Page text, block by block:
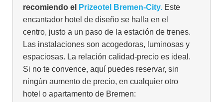
recomiendo el
Prizeotel Bremen-City.Este
encantador hotel de diseño se halla en el
centro, justo a un paso de la estación de trenes.
Las instalaciones son acogedoras, luminosas y
espaciosas. La relación calidad-precio es ideal.
Si no te convence, aquí puedes reservar, sin
ningún aumento de precio, en cualquier otro
hotel o apartamento de Bremen: